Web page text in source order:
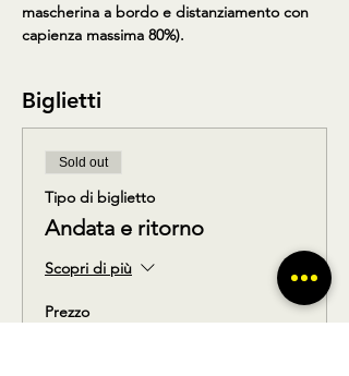
mascherina a bordo e distanziamento con
capienza massima 80%).
Biglietti
Sold out
Tipo di biglietto
Andata e ritorno
Scopri di più
Prezzo